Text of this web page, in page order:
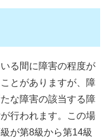
る間に障害の程度が
とがありますが、障
な障害の該当する障
行われます。この場
が第8級から第14級